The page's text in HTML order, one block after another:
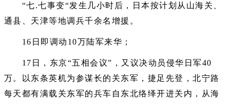
“七.七事变“发生几小时后，日本按计划从山海关、
通县、天津等地调兵千余名增援。
16日即调动10万陆军来华；
17日，东京“五相会议”，又议决动员侵华日军40
万。以东条英机为参谋长的关东军，捷足先登，北宁路
每天都有满载关东军的兵车自东北络绎开进关内，从海